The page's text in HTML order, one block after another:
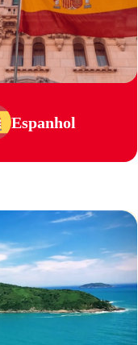
Espanhol